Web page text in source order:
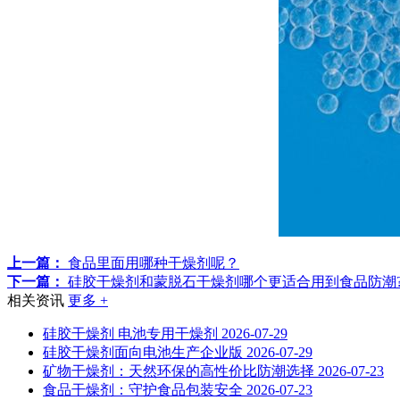
上一篇： 食品里面用哪种干燥剂呢？
下一篇： 硅胶干燥剂和蒙脱石干燥剂哪个更适合用到食品防潮
相关资讯 更多 +
硅胶干燥剂 电池专用干燥剂 2026-07-29
硅胶干燥剂面向电池生产企业版 2026-07-29
矿物干燥剂：天然环保的高性价比防潮选择 2026-07-23
食品干燥剂：守护食品包装安全 2026-07-23